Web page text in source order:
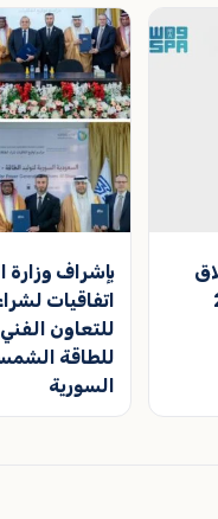
25
بإشراف وزارة
اتفاقيات
للتعاون
للطاقة
السورية